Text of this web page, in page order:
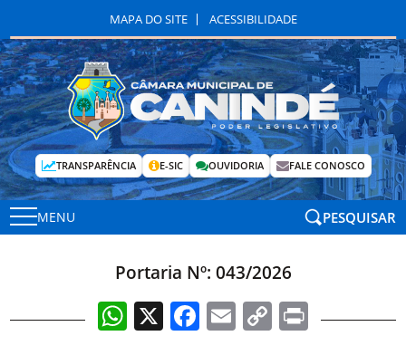
MAPA DO SITE ACESSIBILIDADE
TRANSPARÊNCIA E-SIC OUVIDORIA FALE CONOSCO
MENU PESQUISAR
Portaria Nº: 043/2026
WhatsApp
X Facebook
EmailCopyPrint